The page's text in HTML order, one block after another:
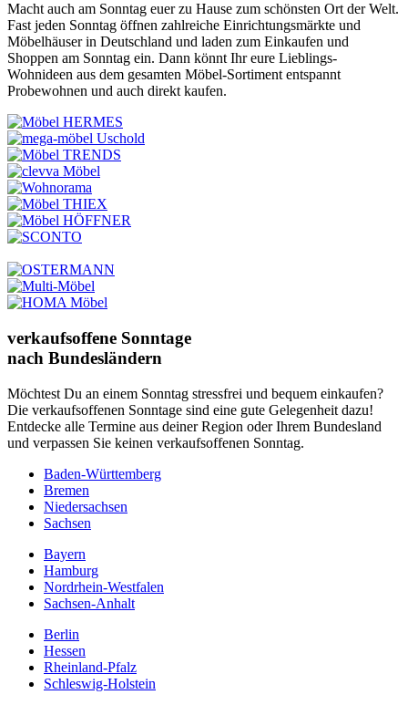
Macht auch am Sonntag euer zu Hause zum schönsten Ort der Welt.
Fast jeden Sonntag öffnen zahlreiche Einrichtungsmärkte und
Möbelhäuser in Deutschland und laden zum Einkaufen und
Shoppen am Sonntag ein. Dann könnt Ihr eure Lieblings-
Wohnideen aus dem gesamten Möbel-Sortiment entspannt
Probewohnen und auch direkt kaufen.
verkaufsoffene Sonntage
nach Bundesländern
Möchtest Du an einem Sonntag stressfrei und bequem einkaufen?
Die verkaufsoffenen Sonntage sind eine gute Gelegenheit dazu!
Entdecke alle Termine aus deiner Region oder Ihrem Bundesland
und verpassen Sie keinen verkaufsoffenen Sonntag.
Baden-Württemberg
Bremen
Niedersachsen
Sachsen
Bayern
Hamburg
Nordrhein-Westfalen
Sachsen-Anhalt
Berlin
Hessen
Rheinland-Pfalz
Schleswig-Holstein